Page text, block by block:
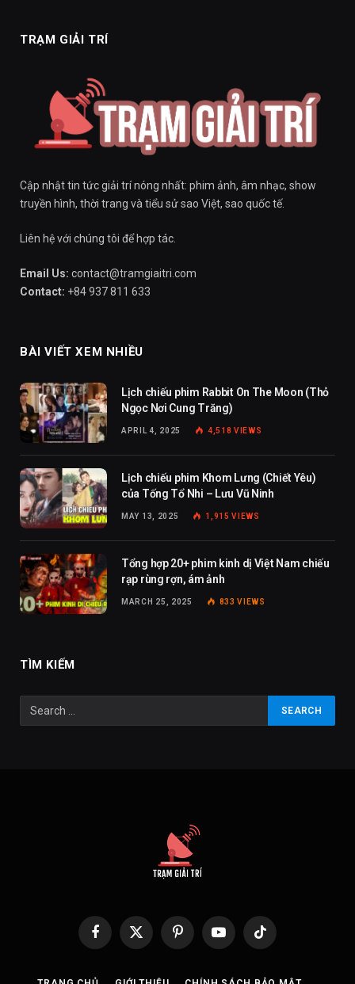
TRẠM GIẢI TRÍ
Cập nhật tin tức giải trí nóng nhất: phim ảnh, âm nhạc, show
truyền hình, thời trang và tiểu sử sao Việt, sao quốc tế.
Liên hệ với chúng tôi để hợp tác.
Email Us: contact@tramgiaitri.com
Contact: +84 937 811 633
BÀI VIẾT XEM NHIỀU
Lịch chiếu phim Rabbit On The Moon (Thỏ
Ngọc Nơi Cung Trăng)
APRIL 4, 2025 4,518VIEWS
Lịch chiếu phim Khom Lưng (Chiết Yêu)
của Tống Tổ Nhi – Lưu Vũ Ninh
MAY 13, 2025 1,915VIEWS
Tổng hợp 20+ phim kinh dị Việt Nam chiếu
rạp rùng rợn, ám ảnh
MARCH 25, 2025 833VIEWS
TÌM KIẾM
Facebook
X
PinterestYouTubeTikTok